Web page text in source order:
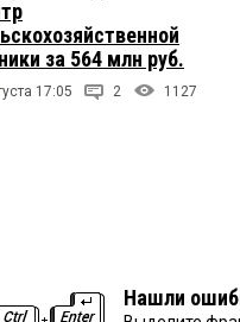
за 564 млн руб.
17:05 2 1127
Нашли